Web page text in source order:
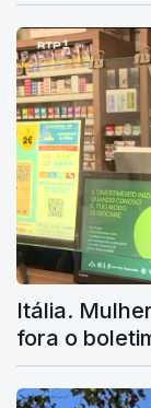
Itália.
fora o